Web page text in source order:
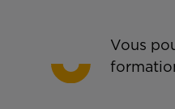
Vous